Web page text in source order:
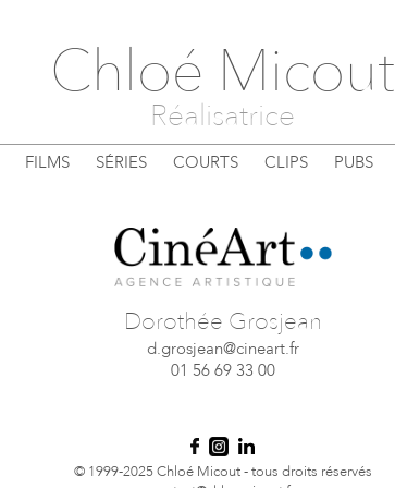
Chloé Micout
Réalisatrice
FILMS SÉRIES COURTS CLIPS PUBS
Dorothée Grosjean
d.grosjean@cineart.fr
01 56 69 33 00
© 1999-2025 Chloé Micout - tous droits réservés